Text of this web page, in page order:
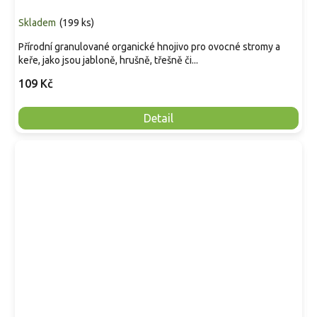
Skladem (199 ks)
109 Kč
Detail
Přírodní granulované organické hnojivo pro ovocné stromy a
keře, jako jsou jabloně, hrušně, třešně či...